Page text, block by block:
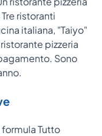
ristoranti
italiana, "Taiyo"
pizzeria
Sono
formula Tutto